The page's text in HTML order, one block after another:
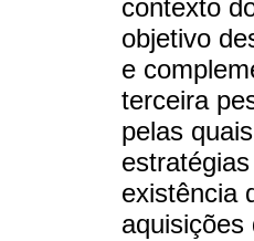
contexto
objetivo
e
terceira
pelas
existência
aquisições